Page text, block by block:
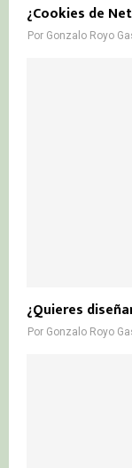
¿Cookies de
Por Gonzalo Royo
¿Quieres
Por Gonzalo Royo